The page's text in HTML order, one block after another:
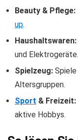
Beauty & Pflege:
up.
Haushaltswaren:
und Elektrogeräte.
Spielzeug:
Altersgruppen.
Sport & Freizeit:
aktive Hobbys.